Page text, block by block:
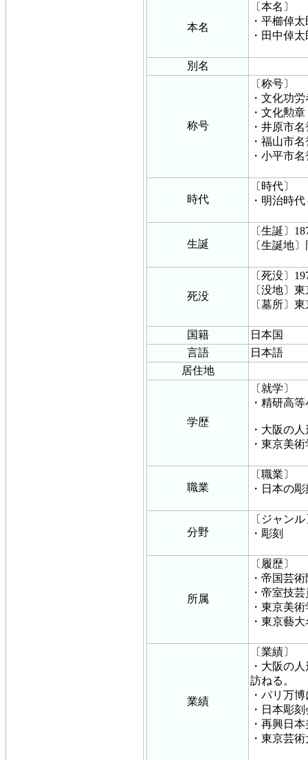
本名
〔本名〕
・平櫛倬
・田中倬
別名
称号
〔称号〕
・文化功労
・文化勲章
・井原市
・福山市
・小平市
時代
〔時代〕
・明治時
生誕
〔生誕〕
〔生誕地
死没
〔死没〕
〔没地〕
〔墓所〕
国籍
日本国
言語
日本語
居住地
学歴
〔就学〕
・精研高
・大阪の
・東京美
職業
〔職業〕
・日本の
分野
〔ジャン
・彫刻
所属
〔履歴〕
・帝国芸
・帝室技芸
・東京美
・東京藝
業績
〔業績〕
・大阪の
訪ねる。
・パリ万
・日本彫
・再興日
・東京芸